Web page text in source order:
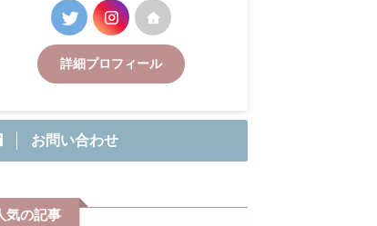
詳細プロフィール
お問い合わせ
気の記事